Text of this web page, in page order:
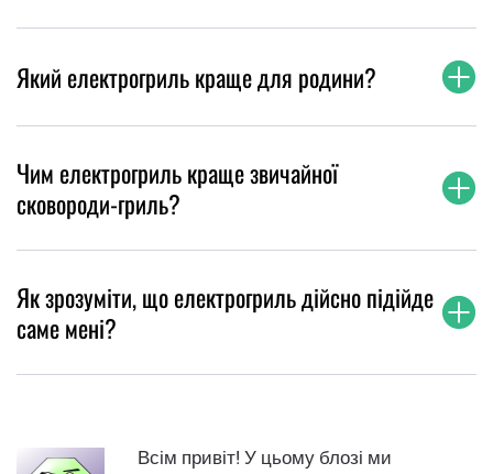
Який електрогриль краще для родини?
Чим електрогриль краще звичайної
сковороди-гриль?
Як зрозуміти, що електрогриль дійсно підійде
саме мені?
Всім привіт! У цьому блозі ми